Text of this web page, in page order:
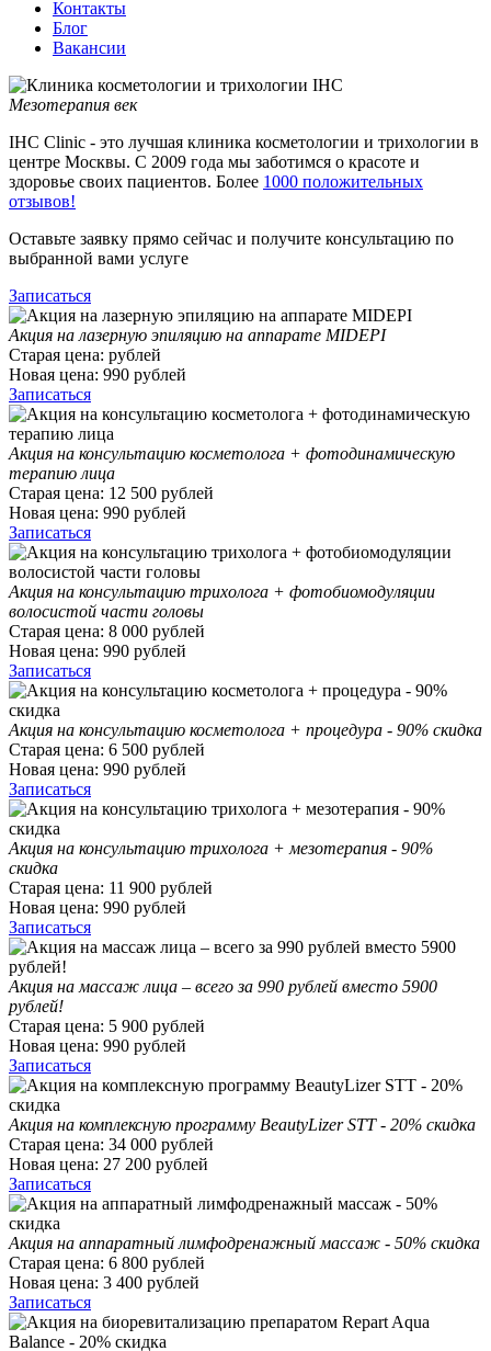
Контакты
Блог
Вакансии
Мезотерапия век
IHC Clinic - это лучшая клиника косметологии и трихологии в
центре Москвы. С 2009 года мы заботимся о красоте и
здоровье своих пациентов. Более 1000 положительных
отзывов!
Оставьте заявку прямо сейчас и получите консультацию по
выбранной вами услуге
Записаться
Акция на лазерную эпиляцию на аппарате MIDEPI
Старая цена: рублей
Новая цена: 990 рублей
Записаться
Акция на консультацию косметолога + фотодинамическую
терапию лица
Старая цена: 12 500 рублей
Новая цена: 990 рублей
Записаться
Акция на консультацию трихолога + фотобиомодуляции
волосистой части головы
Старая цена: 8 000 рублей
Новая цена: 990 рублей
Записаться
Акция на консультацию косметолога + процедура - 90% скидка
Старая цена: 6 500 рублей
Новая цена: 990 рублей
Записаться
Акция на консультацию трихолога + мезотерапия - 90%
скидка
Старая цена: 11 900 рублей
Новая цена: 990 рублей
Записаться
Акция на массаж лица – всего за 990 рублей вместо 5900
рублей!
Старая цена: 5 900 рублей
Новая цена: 990 рублей
Записаться
Акция на комплексную программу BeautyLizer STT - 20% скидка
Старая цена: 34 000 рублей
Новая цена: 27 200 рублей
Записаться
Акция на аппаратный лимфодренажный массаж - 50% скидка
Старая цена: 6 800 рублей
Новая цена: 3 400 рублей
Записаться